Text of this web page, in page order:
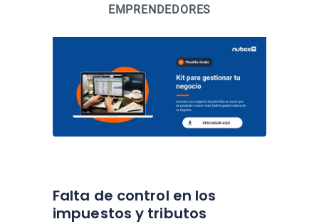
EMPRENDEDORES
Falta de control en los
impuestos y tributos